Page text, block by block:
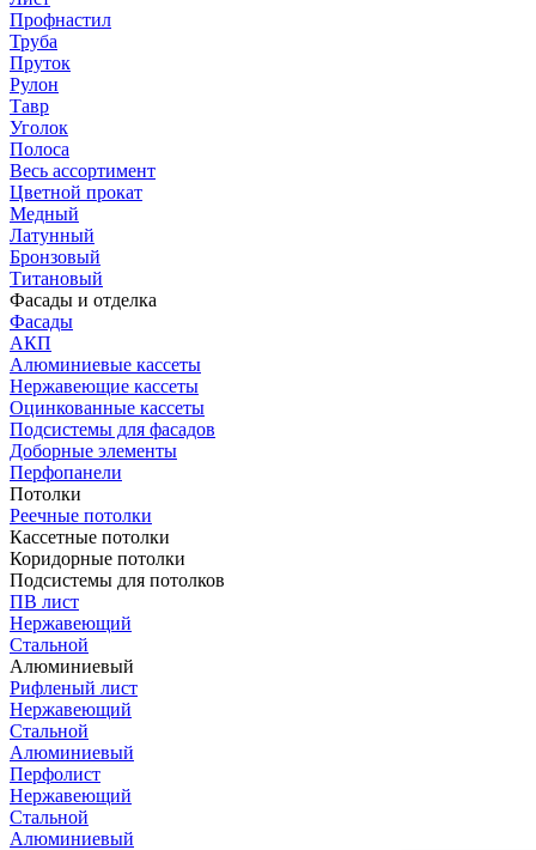
Профнастил
Труба
Пруток
Рулон
Тавр
Уголок
Полоса
Весь ассортимент
Цветной прокат
Медный
Латунный
Бронзовый
Титановый
Фасады и отделка
Фасады
АКП
Алюминиевые кассеты
Нержавеющие кассеты
Оцинкованные кассеты
Подсистемы для фасадов
Доборные элементы
Перфопанели
Потолки
Реечные потолки
Кассетные потолки
Коридорные потолки
Подсистемы для потолков
ПВ лист
Нержавеющий
Стальной
Алюминиевый
Рифленый лист
Нержавеющий
Стальной
Алюминиевый
Перфолист
Нержавеющий
Стальной
Алюминиевый